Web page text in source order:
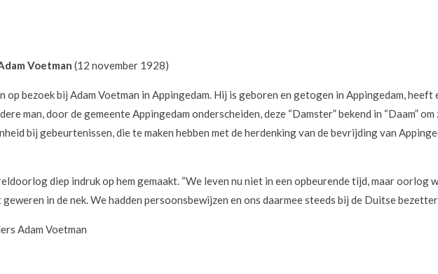
Voetman (12 november 1928)
bezoek bij Adam Voetman in Appingedam. Hij is geboren en getogen in Appingedam, heeft
man, door de gemeente Appingedam onderscheiden, deze “Damster” bekend in “Daam”
bij gebeurtenissen, die te maken hebben met de herdenking van de bevrijding van
diep indruk op hem gemaakt. “We leven nu niet in een opbeurende tijd, maar oorlog
in de nek. We hadden persoonsbewijzen en ons daarmee steeds bij de Duitse
Adam Voetman